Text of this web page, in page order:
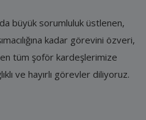
büyük sorumluluk üstlenen,
kadar görevini özveri,
tüm şoför kardeşlerimize
ve hayırlı görevler diliyoruz.